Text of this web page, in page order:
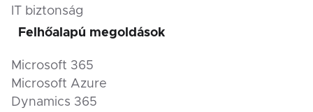
IT biztonság
Felhőalapú megoldások
Microsoft 365
Microsoft Azure
Dynamics 365